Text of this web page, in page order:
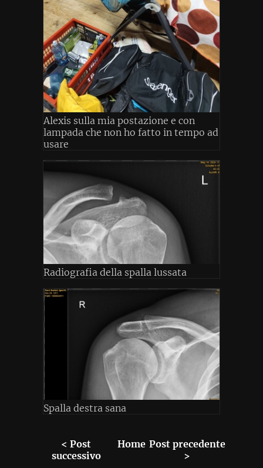
Alexis sulla mia postazione e con
lampada che non ho fatto in tempo ad
usare
Radiografia della spalla lussata
Spalla destra sana
< Post
successivo
Home Post precedente
>